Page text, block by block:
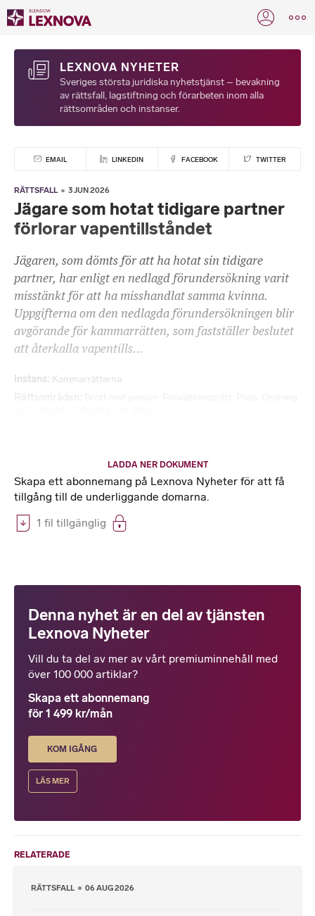
LEXNOVA NYHETER
Sveriges största juridiska nyhetstjänst – bevakning
av rättsfall, lagstiftning och förarbeten inom alla
rättsområden och instanser.
EMAIL LINKEDIN FACEBOOK TWITTER
RÄTTSFALL 3 JUN 2026
Jägare som hotat tidigare partner
förlorar vapentillståndet
Jägaren, som dömts för att ha hotat sin tidigare
partner, har enligt en nedlagd förundersökning varit
misstänkt för att ha misshandlat samma kvinna.
Uppgifterna om den nedlagda förundersökningen blir
avgörande för kammarrätten, som fastställer beslutet
att återkalla vapentills...
Instans Kammarrätterna
LADDA NER DOKUMENT
Skapa ett abonnemang på Lexnova Nyheter för att få
tillgång till de underliggande domarna.
1 fil tillgänglig
Denna nyhet är en del av tjänsten
Lexnova Nyheter
Vill du ta del av mer av vårt premiuminnehåll med
över 100 000 artiklar?
Skapa ett abonnemang
för 1 499 kr/mån
KOM IGÅNG
LÄS MER
RELATERADE
RÄTTSFALL 06 AUG 2026